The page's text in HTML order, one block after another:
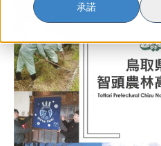
承諾
マガジン
奨学金について
？ イベント参加方法
会員登録 MYページログ